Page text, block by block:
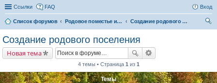
Ссылки FAQ Вход
Список форумов Родовое поместье и родовое поселение
Создание родового поселения
Создание родового поселения
Новая тема
4 темы • Страница 1 из 1
Темы